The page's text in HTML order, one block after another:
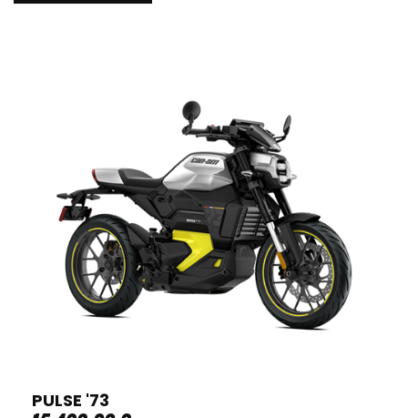
PULSE '73